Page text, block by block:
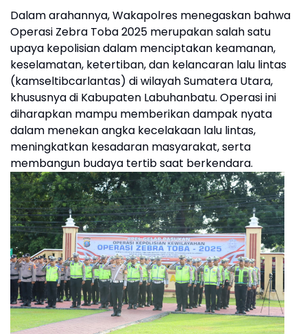
Dalam arahannya, Wakapolres menegaskan bahwa
Operasi Zebra Toba 2025 merupakan salah satu
upaya kepolisian dalam menciptakan keamanan,
keselamatan, ketertiban, dan kelancaran lalu lintas
(kamseltibcarlantas) di wilayah Sumatera Utara,
khususnya di Kabupaten Labuhanbatu. Operasi ini
diharapkan mampu memberikan dampak nyata
dalam menekan angka kecelakaan lalu lintas,
meningkatkan kesadaran masyarakat, serta
membangun budaya tertib saat berkendara.